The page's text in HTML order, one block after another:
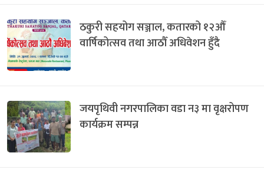
ठकुरी सहयोग सञ्जाल, कतारको १२औँ
वार्षिकोत्सव तथा आठौँ अधिवेशन हुँदै
जयपृथिवी नगरपालिका वडा न३ मा वृक्षरोपण
कार्यक्रम सम्पन्न